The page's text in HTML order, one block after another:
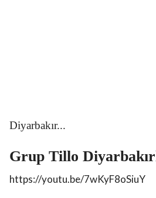
Ofis taşıma
Diyarbakır...
Grup Tillo
https://youtu.be/7wKyF8oSiuY